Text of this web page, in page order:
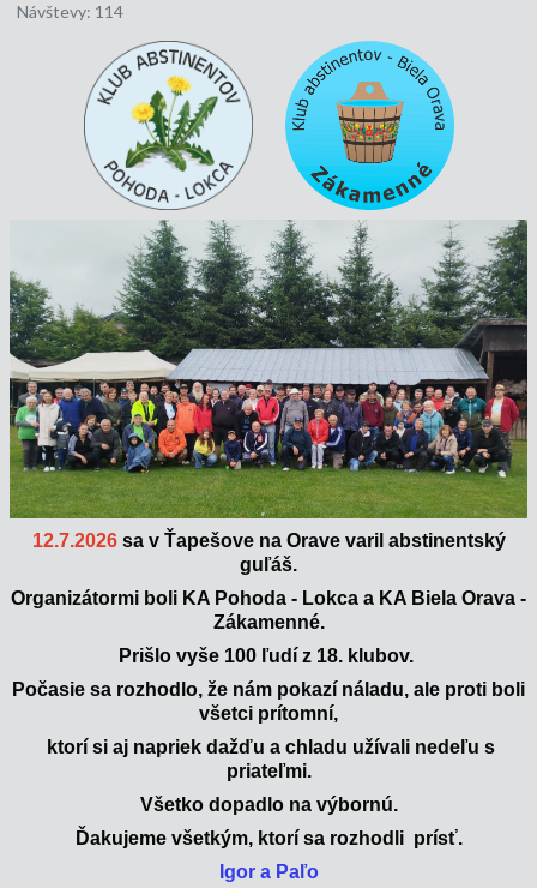
Návštevy: 114
12.7.2026sa v Ťapešove na Orave varil abstinentský
guľáš.
Organizátormi boli KA Pohoda - Lokca a KA Biela Orava -
Zákamenné.
Prišlo vyše 100 ľudí z 18. klubov.
Počasie sa rozhodlo, že nám pokazí náladu, ale proti boli
všetci prítomní,
ktorí si aj napriek dažďu a chladu užívali nedeľu s
priateľmi.
Všetko dopadlo na výbornú.
Ďakujeme všetkým, ktorí sa rozhodli prísť.
Igor a Paľo